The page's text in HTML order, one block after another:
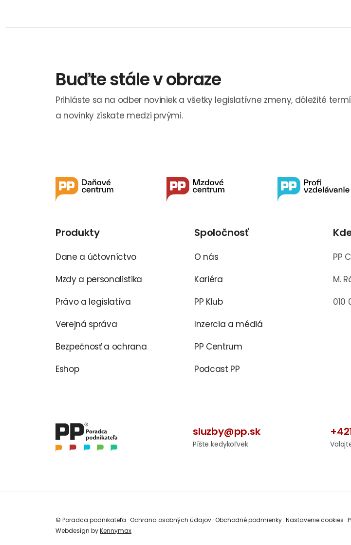
Buďte stále v obraze
Prihláste sa na odber noviniek a všetky legislatívne zmeny, dôležité
a novinky získate medzi prvými.
Produkty
Dane a účtovníctvo
Mzdy a personalistika
Právo a legislatíva
Verejná správa
Bezpečnosť a ochrana
Eshop
Spoločnosť
O nás
Kariéra
PP Klub
Inzercia a médiá
PP Centrum
Podcast PP
PP
M.
010
sluzby@pp.sk
Píšte kedykoľvek
© Poradca podnikateľa ·Ochrana osobných údajov ·Obchodné podmienky ·Nastavenie cookies ·
Webdesign byKennymax